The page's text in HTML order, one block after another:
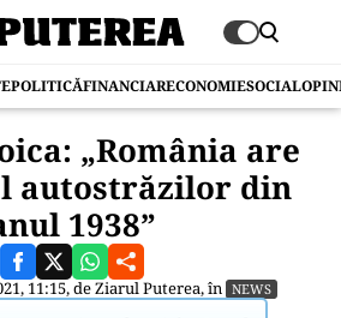
POLITICĂFINANCIARECONOMIESOCIAL
„România are
autostrăzilor din
1938”
11:15, deZiarul Puterea, în NEWS